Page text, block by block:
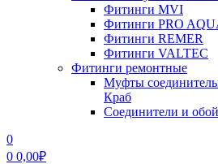
Фитинги MVI
Фитинги PRO
Фитинги REMER
Фитинги VALTEC
Фитинги ремонтные
Муфты
Краб
Соединители и
0
0 0,00₽